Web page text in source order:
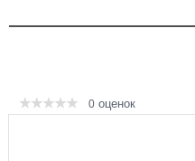
0 оценок
Опции и комплектующие